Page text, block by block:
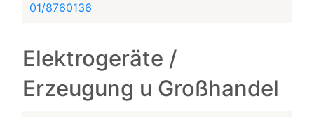
01/8760136
Elektrogeräte /
Erzeugung u Großhandel